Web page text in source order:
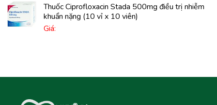
Thuốc Ciprofloxacin Stada 500mg điều trị nhiễm
khuẩn nặng (10 vỉ x 10 viên)
Giá: